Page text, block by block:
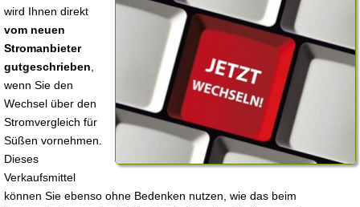
wird Ihnen direkt
vom neuen
Stromanbieter
gutgeschrieben
wenn Sie den
Wechsel über den
Stromvergleich für
Süßen vornehmen.
Dieses
Verkaufsmittel
können Sie ebenso ohne Bedenken nutzen, wie das beim